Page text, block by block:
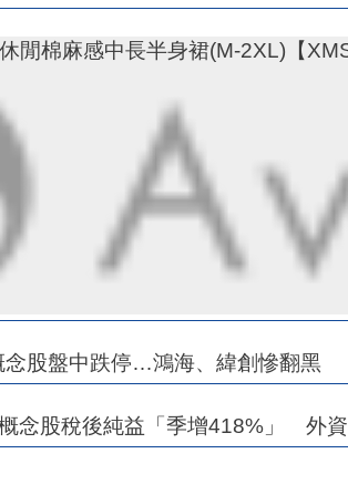
閒棉麻感中長半身裙(M-2XL)【
念股盤中跌停…鴻海、緯創慘翻黑
念股稅後純益「季增418%」 外